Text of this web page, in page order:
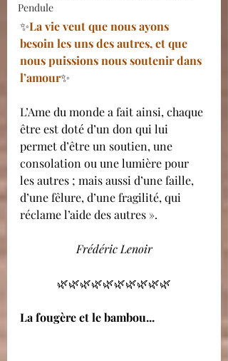
Pendule
✨La vie veut que nous ayons
besoin les uns des autres, et que
nous puissions nous soutenir dans
l’amour✨
L’Ame du monde a fait ainsi, chaque
être est doté d’un don qui lui
permet d’être un soutien, une
consolation ou une lumière pour
les autres ; mais aussi d’une faille,
d’une fêlure, d’une fragilité, qui
réclame l’aide des autres ».
Frédéric Lenoir
🌿🌿🌿🌿🌿🌿🌿🌿🌿🌿
La fougère et le bambou...